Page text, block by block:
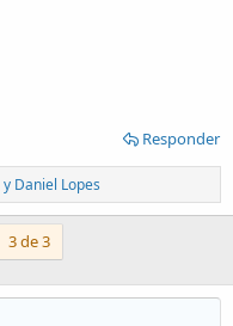
Responder
y Daniel Lopes
3 de 3